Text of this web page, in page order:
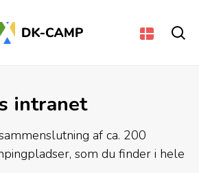
intranet
af ca. 200
som du finder i hele